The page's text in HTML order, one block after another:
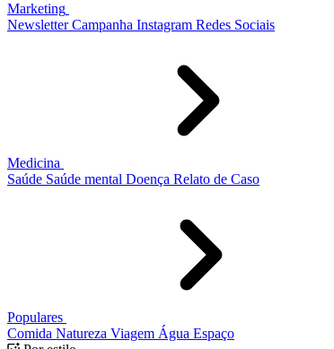
Marketing
Newsletter Campanha Instagram Redes Sociais
Medicina
Saúde Saúde mental Doença Relato de Caso
Populares
Comida Natureza Viagem Água Espaço